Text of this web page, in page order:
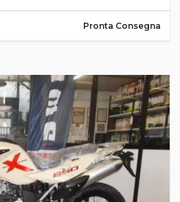
Pronta Consegna